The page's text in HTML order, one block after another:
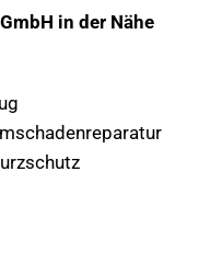
in der Nähe